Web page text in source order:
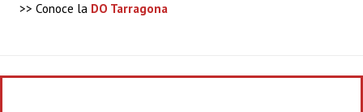
>> Conoce la DO Tarragona